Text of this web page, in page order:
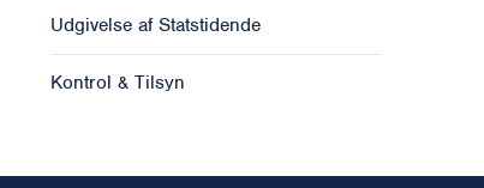
Udgivelse af Statstidende
Kontrol & Tilsyn